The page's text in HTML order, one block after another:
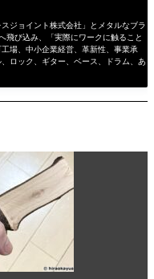
ジョイント株式会社」とメタルなブラ
飛び込み、「実際にワークに触ること
場、中小企業経営、革新性、事業承
ロック、ギター、ベース、ドラム、あ